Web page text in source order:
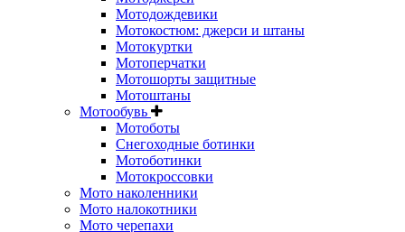
Мотодождевики
Мотокостюм: джерси и штаны
Мотокуртки
Мотоперчатки
Мотошорты защитные
Мотоштаны
Мотообувь
Мотоботы
Снегоходные ботинки
Мотоботинки
Мотокроссовки
Мото наколенники
Мото налокотники
Мото черепахи